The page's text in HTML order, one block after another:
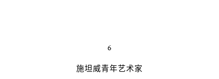
6
施坦威青年艺术家